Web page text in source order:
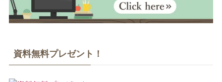
資料無料プレゼント！